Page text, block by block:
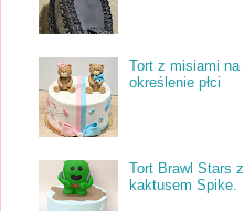
Tort z misiami na
określenie płci
Tort Brawl Stars z
kaktusem Spike.